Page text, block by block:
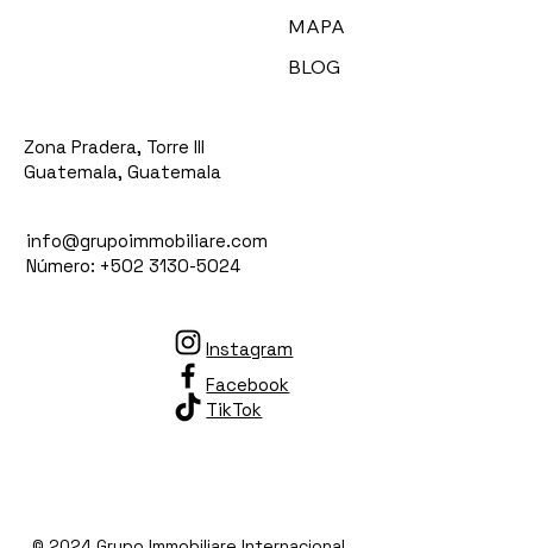
Instagram
Facebook
TikTok
Zona Pradera, Torre III
Guatemala, Guatemala
info@grupoimmobiliare.com
Número: +502 3130-5024
MAPA
BLOG